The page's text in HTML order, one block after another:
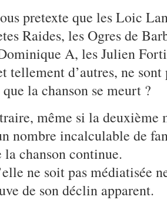
pretexte que les Loic
Raides, les Ogres de
A, les Julien
d’autres, ne sont
la chanson se meurt ?
même si la deuxième
nombre incalculable de
la chanson continue.
ne soit pas médiatisée
de son déclin apparent.